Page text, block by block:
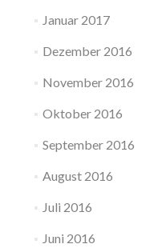
Januar 2017
Dezember 2016
November 2016
Oktober 2016
September 2016
August 2016
Juli 2016
Juni 2016